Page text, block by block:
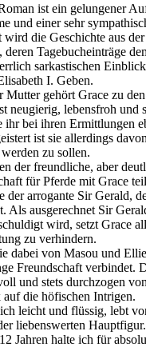
ist ein gelungener
und einer sehr
wird die Geschichte aus
Tagebucheinträge
sarkastischen
I. Geben.
Mutter gehört Grace zu
neugierig, lebensfroh und
ihr bei ihren Ermittlungen
ist sie allerdings
zu sollen.
der freundliche, aber
für Pferde mit Grace
der arrogante Sir Gerald,
Als ausgerechnet Sir
wird, setzt Grace
zu verhindern.
dabei von Masou und
Freundschaft verbindet.
und stets durchzogen
die höfischen Intrigen.
leicht und flüssig, lebt
liebenswerten
Jahren halte ich für